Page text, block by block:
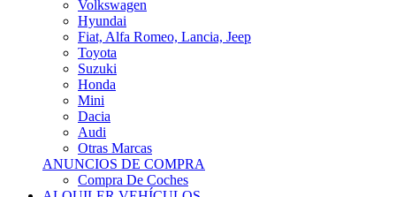
Fiat, Alfa Romeo, Lancia, Jeep
Toyota
Suzuki
Honda
Mini
Dacia
Audi
Otras Marcas
ANUNCIOS DE COMPRA
Compra De Coches
ALQUILER VEHÍCULOS
ALQUILER VEHÍCULOS